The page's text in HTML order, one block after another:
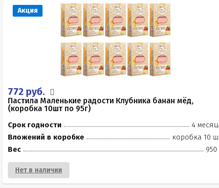
Акция
772 руб.
Пастила Маленькие радости Клубника банан мёд,
(коробка 10шт по 95г)
Срок годности
4
Вложений в коробке
коробка 10
Вес
950
Нет в наличии